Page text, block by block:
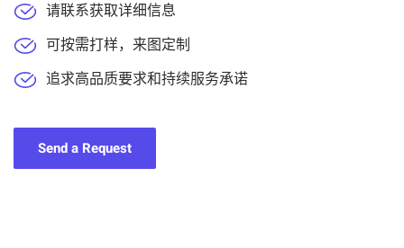
请联系获取详细信息
可按需打样，来图定制
追求高品质要求和持续服务承诺
Send a Request